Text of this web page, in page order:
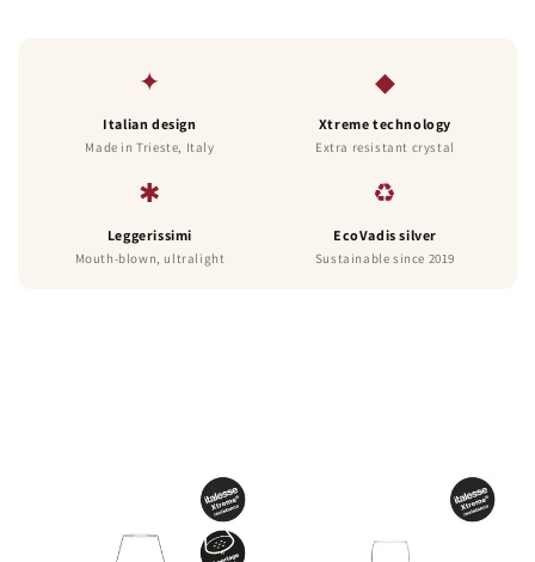
✦
Italian design
Made in Trieste, Italy
◆
Xtreme technology
Extra resistant crystal
✱
Leggerissimi
Mouth-blown, ultralight
♻
EcoVadis silver
Sustainable since 2019